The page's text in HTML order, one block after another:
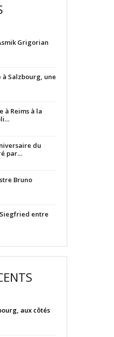
Grigorian
à Salzbourg, une
à Reims à la
du
par…
Bruno
Siegfried entre
aux côtés